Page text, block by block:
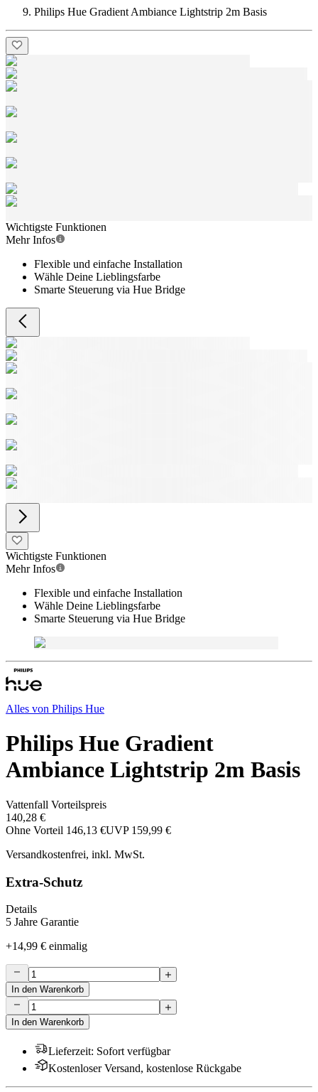
Philips Hue Gradient Ambiance Lightstrip 2m Basis
Wichtigste Funktionen
Mehr Infos
Flexible und einfache Installation
Wähle Deine Lieblingsfarbe
Smarte Steuerung via Hue Bridge
Wichtigste Funktionen
Mehr Infos
Flexible und einfache Installation
Wähle Deine Lieblingsfarbe
Smarte Steuerung via Hue Bridge
Alles von Philips Hue
Philips Hue Gradient
Ambiance Lightstrip 2m Basis
Vattenfall Vorteilspreis
140,28 €
Ohne Vorteil 146,13 €UVP 159,99 €
Versandkostenfrei, inkl. MwSt.
Extra-Schutz
Details
5 Jahre Garantie
+14,99 € einmalig
In den Warenkorb
In den Warenkorb
Lieferzeit: Sofort verfügbar
Kostenloser Versand, kostenlose Rückgabe